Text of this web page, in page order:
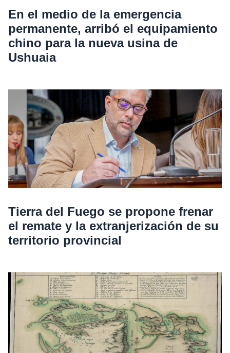
En el medio de la emergencia
permanente, arribó el equipamiento
chino para la nueva usina de
Ushuaia
Tierra del Fuego se propone frenar
el remate y la extranjerización de su
territorio provincial